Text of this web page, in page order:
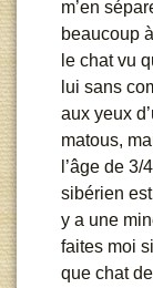
m’en
beaucoup
le chat vu
lui sans
aux yeux
matous,
l’âge de
sibérien est
y a une
faites moi
que chat